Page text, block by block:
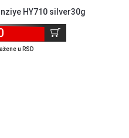
HY710 silver30g
u RSD